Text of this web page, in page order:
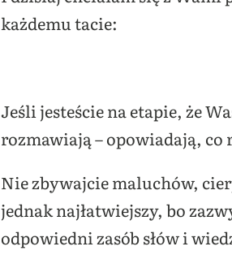
każdemu tacie:
Jeśli jesteście na etapie, że
rozmawiają – opowiadają, co
Nie zbywajcie maluchów,
jednak najłatwiejszy, bo
odpowiedni zasób słów i